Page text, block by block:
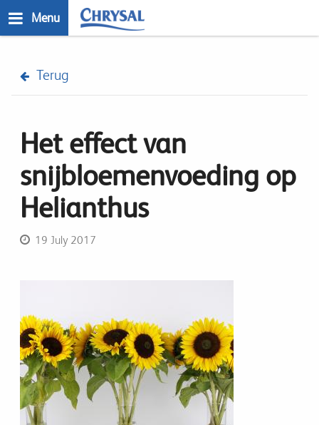
to
Menu
Terug
Het effect van
snijbloemenvoeding op
Helianthus
19 July 2017